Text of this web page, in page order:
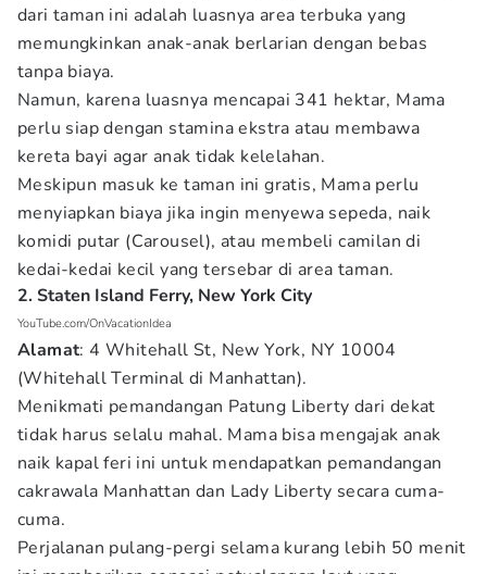
dari taman ini adalah luasnya area terbuka yang
memungkinkan anak-anak berlarian dengan bebas
tanpa biaya.
Namun, karena luasnya mencapai 341 hektar, Mama
perlu siap dengan stamina ekstra atau membawa
kereta bayi agar anak tidak kelelahan.
Meskipun masuk ke taman ini gratis, Mama perlu
menyiapkan biaya jika ingin menyewa sepeda, naik
komidi putar (Carousel), atau membeli camilan di
kedai-kedai kecil yang tersebar di area taman.
2. Staten Island Ferry, New York City
YouTube.com/OnVacationIdea
Alamat: 4 Whitehall St, New York, NY 10004
(Whitehall Terminal di Manhattan).
Menikmati pemandangan Patung Liberty dari dekat
tidak harus selalu mahal. Mama bisa mengajak anak
naik kapal feri ini untuk mendapatkan pemandangan
cakrawala Manhattan dan Lady Liberty secara cuma-
cuma.
Perjalanan pulang-pergi selama kurang lebih 50 menit